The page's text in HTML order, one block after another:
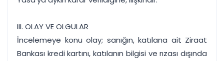
III. OLAY VE OLGULAR
İncelemeye konu olay; sanığın, katılana ait Ziraat
Bankası kredi kartını, katılanın bilgisi ve rızası dışında